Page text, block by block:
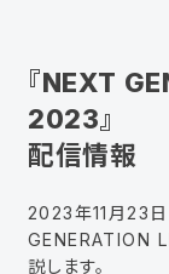
『NEXT
2023』
配信情報
2023年11月23日
GENERATION
説します。